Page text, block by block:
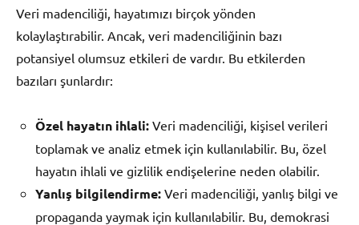
Veri madenciliği, hayatımızı birçok yönden
kolaylaştırabilir. Ancak, veri madenciliğinin bazı
potansiyel olumsuz etkileri de vardır. Bu etkilerden
bazıları şunlardır:
Özel hayatın ihlali: Veri madenciliği, kişisel verileri
toplamak ve analiz etmek için kullanılabilir. Bu, özel
hayatın ihlali ve gizlilik endişelerine neden olabilir.
Yanlış bilgilendirme: Veri madenciliği, yanlış bilgi ve
propaganda yaymak için kullanılabilir. Bu, demokrasi